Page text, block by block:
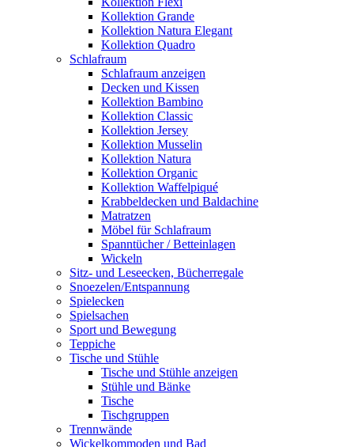
Kollektion Grande
Kollektion Natura Elegant
Kollektion Quadro
Schlafraum
Schlafraum anzeigen
Decken und Kissen
Kollektion Bambino
Kollektion Classic
Kollektion Jersey
Kollektion Musselin
Kollektion Natura
Kollektion Organic
Kollektion Waffelpiqué
Krabbeldecken und Baldachine
Matratzen
Möbel für Schlafraum
Spanntücher / Betteinlagen
Wickeln
Sitz- und Leseecken, Bücherregale
Snoezelen/Entspannung
Spielecken
Spielsachen
Sport und Bewegung
Teppiche
Tische und Stühle
Tische und Stühle anzeigen
Stühle und Bänke
Tische
Tischgruppen
Trennwände
Wickelkommoden und Bad